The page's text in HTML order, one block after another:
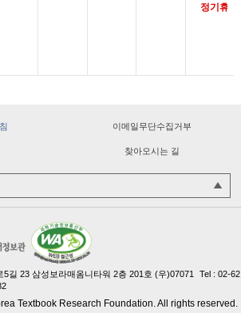
정기휴관
이메일무단수집거부
찾아오시는 길
길 23 삼성보라매옴니타워 2층 201호 (우)07071
Tel : 02-62
Textbook Research Foundation. All rights reserved.